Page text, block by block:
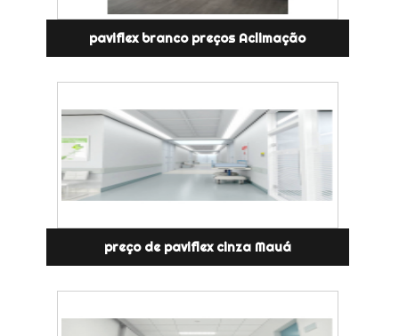
paviflex branco preços Aclimação
preço de paviflex cinza Mauá